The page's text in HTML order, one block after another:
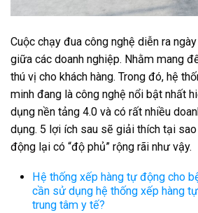
Cuộc chạy đua công nghệ diễn ra
giữa các doanh nghiệp. Nhằm mang
thú vị cho khách hàng. Trong đó, hệ
minh đang là công nghệ nổi bật nhất
dụng nền tảng 4.0 và có rất nhiều
dụng. 5 lợi ích sau sẽ giải thích tại sao
động lại có “độ phủ” rộng rãi như vậy.
Hệ thống xếp hàng tự động cho
cần sử dụng hệ thống xếp hàng
trung tâm y tế?